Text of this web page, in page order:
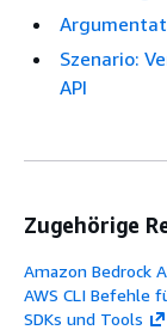
Szenario:
API
Zugehörige
Amazon Bedrock
AWS CLI Befehle
SDKs und Tools